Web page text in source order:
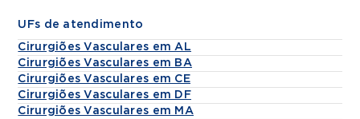
UFs de atendimento
Cirurgiões Vasculares em AL
Cirurgiões Vasculares em BA
Cirurgiões Vasculares em CE
Cirurgiões Vasculares em DF
Cirurgiões Vasculares em MA